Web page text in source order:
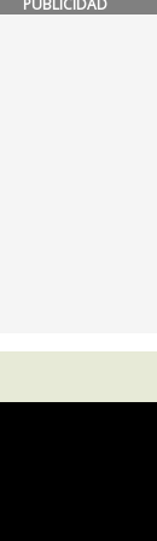
PUBLICIDAD